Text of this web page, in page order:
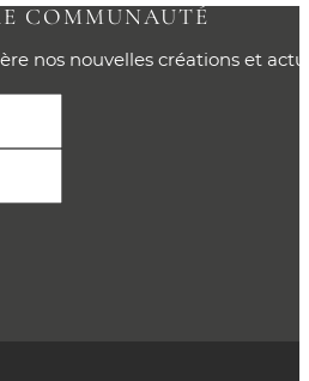
COMMUNAUTÉ
nos nouvelles créations et